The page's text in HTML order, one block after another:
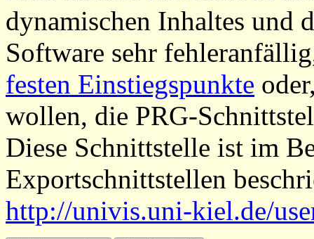
dynamischen Inhaltes und
Software sehr
festen Einstiegspunkte
wollen, die PRG-
Diese Schnittstelle ist im
Exportschnittstellen
http://univis.uni-kiel.de/